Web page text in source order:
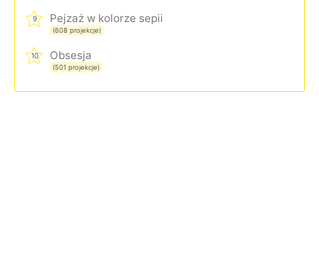
9 Pejzaż w kolorze sepii
(608 projekcje)
10 Obsesja
(501 projekcje)